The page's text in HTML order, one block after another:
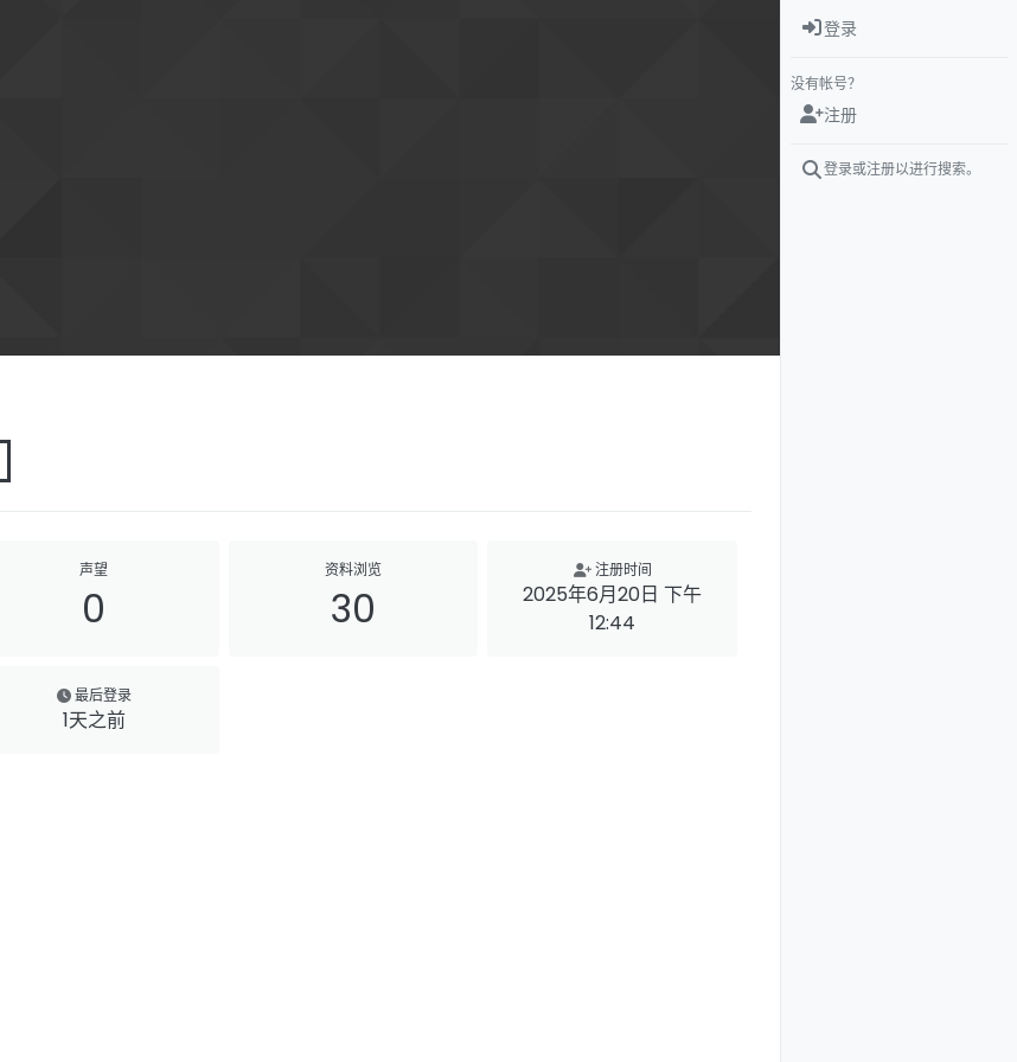
声望
0
资料浏览
30
注册时间
2025年6月20日 下午
12:44
最后登录
1天之前
登录
没有帐号？
注册
登录或注册以进行搜索。